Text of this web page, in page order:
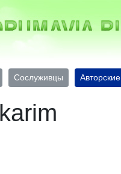
Сослуживцы Авторские